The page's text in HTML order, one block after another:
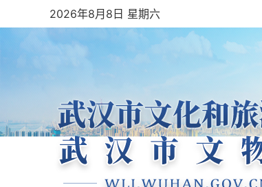
2026年8月8日 星期六